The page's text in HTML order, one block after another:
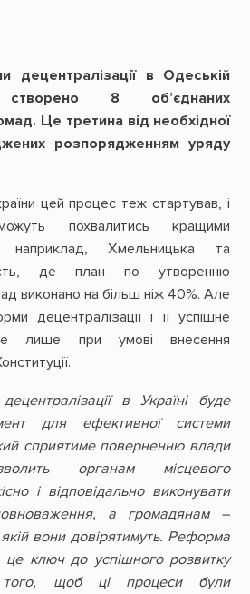
в Одеській
8 об’єднаних
Це третина від необхідної
розпорядженням уряду
цей процес теж стартував, і
похвалитись кращими
наприклад, Хмельницька та
де план по утворенню
виконано на більш ніж 40%. Але
децентралізації і її успішне
лише при умові внесення
в Україні буде
для ефективної системи
сприятиме поверненню влади
органам місцевого
і відповідально виконувати
а громадянам –
вони довірятимуть. Реформа
це ключ до успішного розвитку
щоб ці процеси були